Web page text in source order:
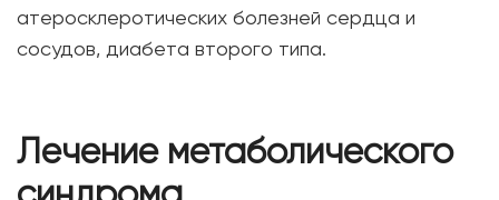
атеросклеротических болезней сердца и
сосудов, диабета второго типа.
Лечение метаболического